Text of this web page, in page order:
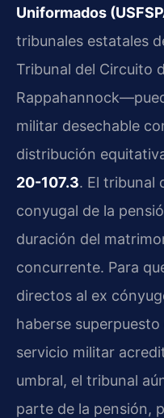
Uniformados
tribunales estatales
Tribunal del Circuito
militar desechable
distribución
20-107.3. El tribunal
conyugal de la
duración del
concurrente. Para
directos al ex
haberse
servicio militar
umbral, el tribunal
parte de la pensión,